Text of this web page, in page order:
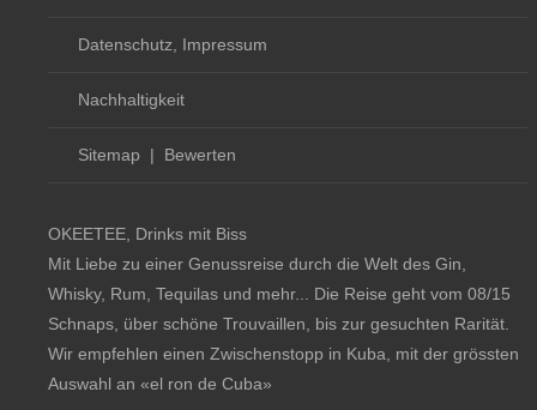
Datenschutz, Impressum
Nachhaltigkeit
Sitemap | Bewerten
OKEETEE, Drinks mit Biss
Mit Liebe zu einer Genussreise durch die Welt des Gin,
Whisky, Rum, Tequilas und mehr... Die Reise geht vom 08/15
Schnaps, über schöne Trouvaillen, bis zur gesuchten Rarität.
Wir empfehlen einen Zwischenstopp in Kuba, mit der grössten
Auswahl an «el ron de Cuba»